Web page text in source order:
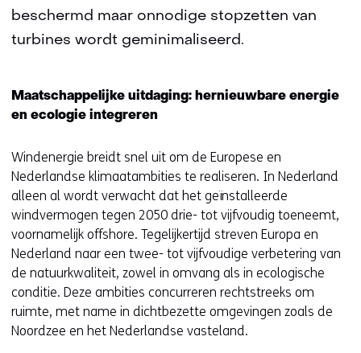
beschermd maar onnodige stopzetten van
turbines wordt geminimaliseerd.
Maatschappelijke uitdaging: hernieuwbare energie
en ecologie integreren
Windenergie breidt snel uit om de Europese en
Nederlandse klimaatambities te realiseren. In Nederland
alleen al wordt verwacht dat het geïnstalleerde
windvermogen tegen 2050 drie- tot vijfvoudig toeneemt,
voornamelijk offshore. Tegelijkertijd streven Europa en
Nederland naar een twee- tot vijfvoudige verbetering van
de natuurkwaliteit, zowel in omvang als in ecologische
conditie. Deze ambities concurreren rechtstreeks om
ruimte, met name in dichtbezette omgevingen zoals de
Noordzee en het Nederlandse vasteland.